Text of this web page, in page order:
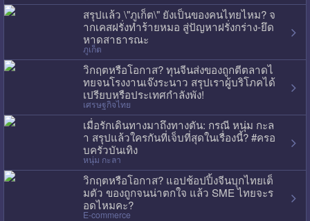
สรุปแล้ว \"ภูเก็ต\" ยังเป็นของคนไทยไหม? จ
ากเคสฝรั่งทำร้ายหมอ สู่ปัญหาฝรั่งกร่าง-ยึด
หาดสาธารณะ
ภูเก็ต
วิกฤตหรือโอกาส? ทุนจีนส่งของถูกตีตลาดไ
ทยจนโรงงานเจ๊งระนาว สรุปเราผู้บริโภคได้
เปรียบหรือประเทศกำลังพัง!
เศรษฐกิจไทย
เมื่อรักเดินทางมาถึงทางตัน: กรณี หนุ่ม กะล
า สรุปแล้วใครกันที่เจ็บที่สุดในเรื่องนี้? #ครอ
บครัวบันเทิง
หนุ่ม กะลา
วิกฤตหรือโอกาส? แอปช้อปปิ้งจีนบุกไทยเต็
มตัว ของถูกจนน่าตกใจ แล้ว SME ไทยจะร
อดไหมคะ?
E-commerce